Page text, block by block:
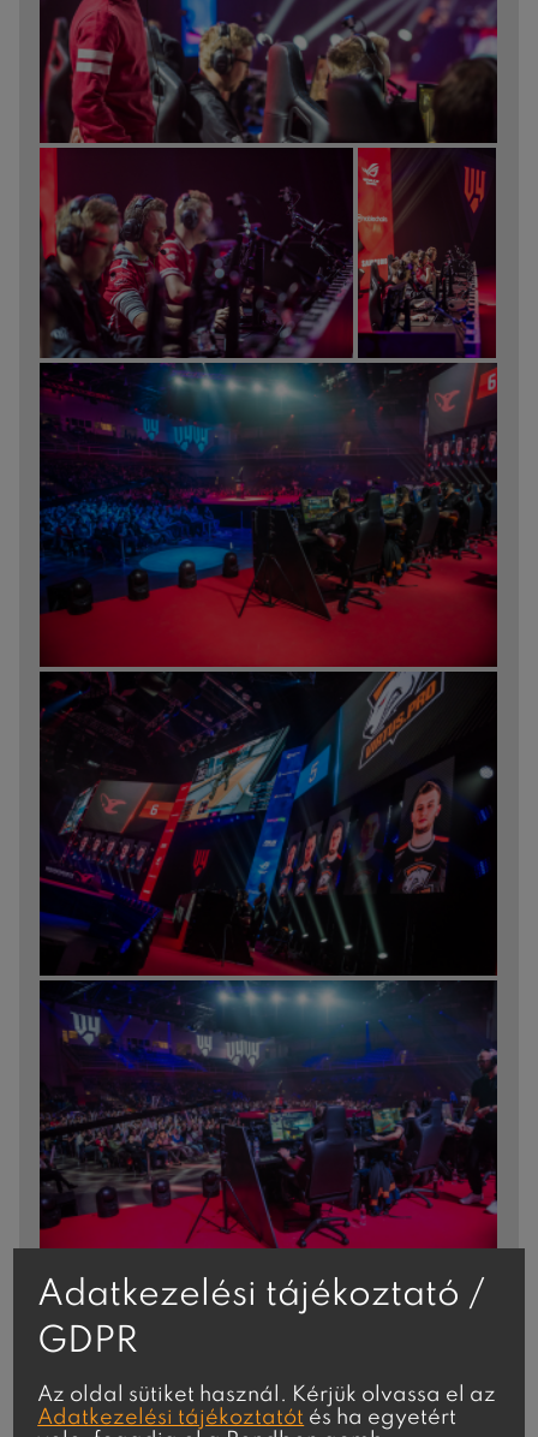
Adatkezelési tájékoztató /
GDPR
Az oldal sütiket használ. Kérjük olvassa el az
Adatkezelési tájékoztatót és ha egyetért